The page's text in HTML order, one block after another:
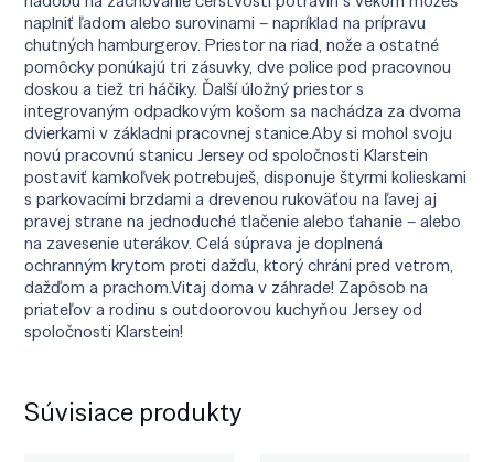
naplniť ľadom alebo surovinami – napríklad na prípravu
chutných hamburgerov. Priestor na riad, nože a ostatné
pomôcky ponúkajú tri zásuvky, dve police pod pracovnou
doskou a tiež tri háčiky. Ďalší úložný priestor s
integrovaným odpadkovým košom sa nachádza za dvoma
dvierkami v základni pracovnej stanice.Aby si mohol svoju
novú pracovnú stanicu Jersey od spoločnosti Klarstein
postaviť kamkoľvek potrebuješ, disponuje štyrmi kolieskami
s parkovacími brzdami a drevenou rukoväťou na ľavej aj
pravej strane na jednoduché tlačenie alebo ťahanie – alebo
na zavesenie uterákov. Celá súprava je doplnená
ochranným krytom proti dažďu, ktorý chráni pred vetrom,
dažďom a prachom.Vitaj doma v záhrade! Zapôsob na
priateľov a rodinu s outdoorovou kuchyňou Jersey od
spoločnosti Klarstein!
Súvisiace produkty